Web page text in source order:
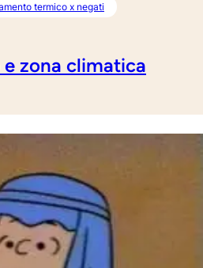
termico x negati
zona climatica